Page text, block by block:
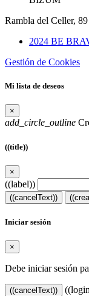
Rambla del Celler,
2024 BE
Gestión de Cookies
Mi lista de deseos
×
add_circle_outline
((title))
×
((label))
((cancelText))
Iniciar sesión
×
Debe iniciar sesión
((cancelText))